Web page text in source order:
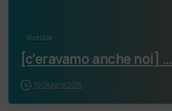
Notizie
[c’eravamo anche noi] …
10 Giugno 2018